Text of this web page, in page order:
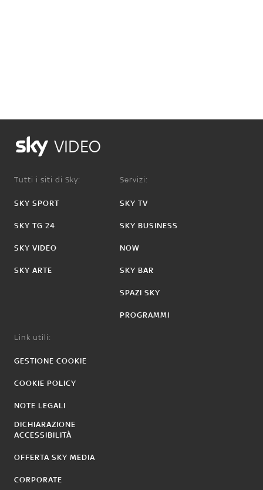
VIDEO
Tutti i siti di Sky:
SKY SPORT
SKY TG 24
SKY VIDEO
SKY ARTE
Servizi:
SKY TV
SKY BUSINESS
NOW
SKY BAR
SPAZI SKY
PROGRAMMI
Link utili:
GESTIONE COOKIE
COOKIE POLICY
NOTE LEGALI
DICHIARAZIONE
ACCESSIBILITÀ
OFFERTA SKY MEDIA
CORPORATE